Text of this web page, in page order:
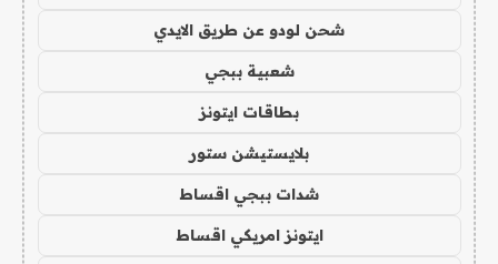
شحن لودو عن طريق الايدي
شعبية ببجي
بطاقات ايتونز
بلايستيشن ستور
شدات ببجي اقساط
ايتونز امريكي اقساط